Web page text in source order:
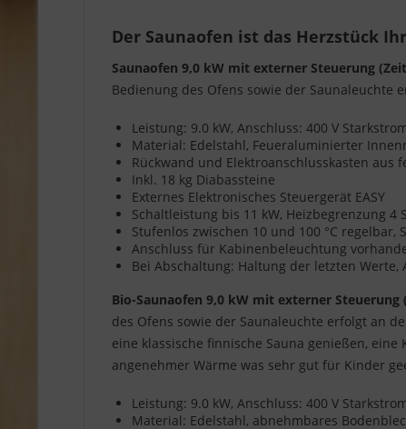
Der Saunaofen ist das Herzstück
Saunaofen 9,0 kW mit externer Steuerung
Bedienung des Ofens sowie der Saunaleuchte
Leistung: 9.0 kW, Anschluss: 400 V
Material: Edelstahl, Feueraluminierter
Rückwand und Elektroanschlusskasten aus
Inkl. 18 kg Diabassteine
Externes Elektronisches Steuergerät EASY
Schaltleistung bis 11 kW, Heizbegrenzung 4
Stufenlos zwischen 10 und 100 °C
Anschluss für Kabinenbeleuchtung
Bei Abschaltung: Haltung der letzten
Bio-Saunaofen 9,0 kW mit externer
des Ofens sowie der Saunaleuchte erfolgt an
eine klassische finnische Sauna genießen,
angenehmer Wärme was sehr gut für Kinder
Leistung: 9.0 kW, Anschluss: 400 V
Material: Edelstahl, abnehmbares